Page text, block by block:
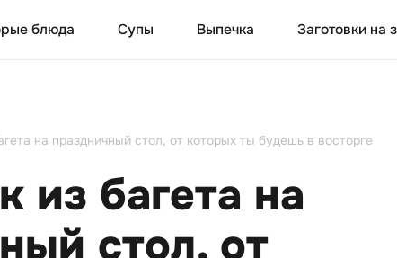
блюда Супы Выпечка Заготовки на
на праздничный стол, от которых ты будешь в восторге
из багета на
стол, от